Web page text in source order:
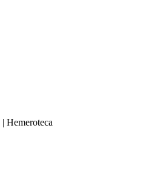
| Hemeroteca